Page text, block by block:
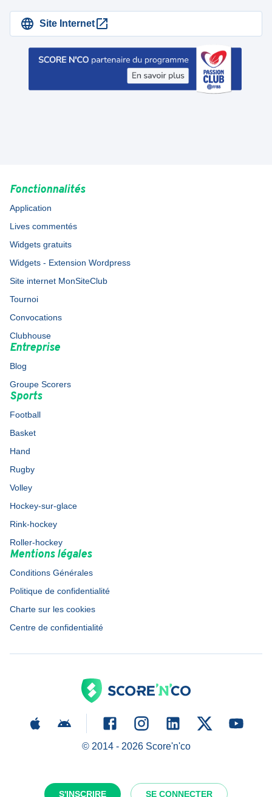
S'INSCRIRE SE CONNECTER
Site Internet
Fonctionnalités
Application
Lives commentés
Widgets gratuits
Widgets - Extension Wordpress
Site internet MonSiteClub
Tournoi
Convocations
Clubhouse
Entreprise
Blog
Groupe Scorers
Sports
Football
Basket
Hand
Rugby
Volley
Hockey-sur-glace
Rink-hockey
Roller-hockey
Mentions légales
Conditions Générales
Politique de confidentialité
Charte sur les cookies
Centre de confidentialité
© 2014 - 2026Score'n'co